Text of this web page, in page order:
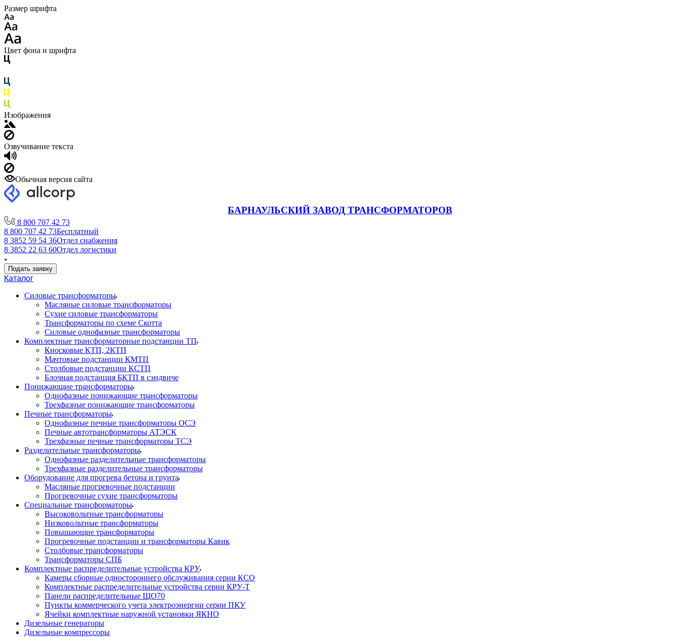
Размер шрифта
Цвет фона и шрифта
Изображения
Озвучивание текста
Обычная версия сайта
БАРНАУЛЬСКИЙ ЗАВОД ТРАНСФОРМАТОРОВ
8 800 707 42 73
8 800 707 42 73Бесплатный
8 3852 59 54 36Отдел снабжения
8 3852 22 63 60Отдел логистики
Подать заявку
Каталог
Силовые трансформаторы
Масляные силовые трансформаторы
Сухие силовые трансформаторы
Трансформаторы по схеме Скотта
Силовые однофазные трансформаторы
Комплектные трансформаторные подстанции ТП
Киосковые КТП, 2КТП
Мачтовые подстанции КМТП
Столбовые подстанции КСТП
Блочная подстанция БКТП в сэндвиче
Понижающие трансформаторы
Однофазные понижающие трансформаторы
Трехфазные понижающие трансформаторы
Печные трансформаторы
Однофазные печные трансформаторы ОСЭ
Печные автотрансформаторы АТЭСК
Трехфазные печные трансформаторы ТСЭ
Разделительные трансформаторы
Однофазные разделительные трансформаторы
Трехфазные разделительные трансформаторы
Оборудование для прогрева бетона и грунта
Масляные прогревочные подстанции
Прогревочные сухие трансформаторы
Специальные трансформаторы
Высоковольтные трансформаторы
Низковольтные трансформаторы
Повышающие трансформаторы
Прогревочные подстанции и трансформаторы Кавик
Столбовые трансформаторы
Трансформаторы СПБ
Комплектные распределительные устройства КРУ
Камеры сборные одностороннего обслуживания серии КСО
Комплектные распределительные устройства серии КРУ-Т
Панели распределительные ЩО70
Пункты коммерческого учета электроэнергии серии ПКУ
Ячейки комплектные наружной установки ЯКНО
Дизельные генераторы
Дизельные компрессоры